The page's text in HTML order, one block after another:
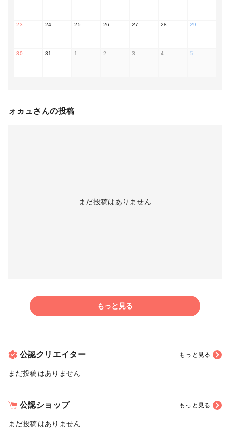
23 24 25 26 27 28 29
30 31 1 2 3 4 5
ォヵュさんの投稿
まだ投稿はありません
もっと見る
公認クリエイター もっと見る
まだ投稿はありません
公認ショップ もっと見る
まだ投稿はありません